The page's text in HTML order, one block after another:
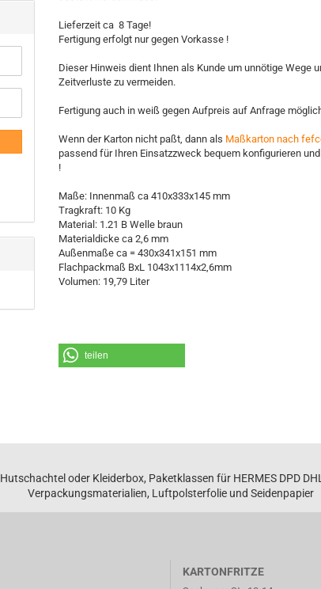
Lieferzeit ca 8 Tage!
Fertigung erfolgt nur gegen Vorkasse !
Dieser Hinweis dient Ihnen als Kunde um unnötige Wege
Zeitverluste zu vermeiden.
Fertigung auch in weiß gegen Aufpreis auf Anfrage
Wenn der Karton nicht paßt, dann als Maßkarton nach
passend für Ihren Einsatzzweck bequem konfigurieren
!
Maße: Innenmaß ca 410x333x145 mm
Tragkraft: 10 Kg
Material: 1.21 B Welle braun
Materialdicke ca 2,6 mm
Außenmaße ca = 430x341x151 mm
Flachpackmaß BxL 1043x1114x2,6mm
Volumen: 19,79 Liter
teilen
oder Kleiderbox, Paketklassen für HERMES DPD
Verpackungsmaterialien, Luftpolsterfolie und Seidenpapier
KARTONFRITZE